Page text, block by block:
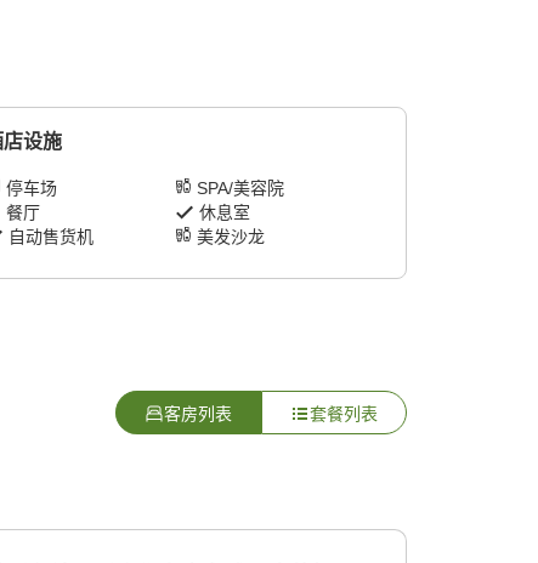
店设施
停车场
SPA/美容院
餐厅
休息室
自动售货机
美发沙龙
客房列表 套餐列表